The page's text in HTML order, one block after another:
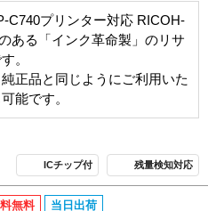
C740プリンター対応 RICOH-
ある「インク革命製」のリサ
。
正品と同じようにご利用いた
能です。
ICチップ付 残量検知対応
無料 当日出荷